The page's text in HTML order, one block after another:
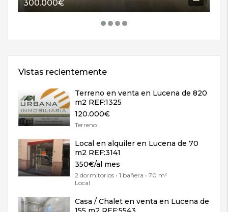
300.000€
Vistas recientemente
Terreno en venta en Lucena de 820
m2 REF:1325
120.000€
Terreno
Local en alquiler en Lucena de 70
m2 REF:3141
350€/al mes
2 dormitorios • 1 bañera • 70 m²
Local
Casa / Chalet en venta en Lucena de